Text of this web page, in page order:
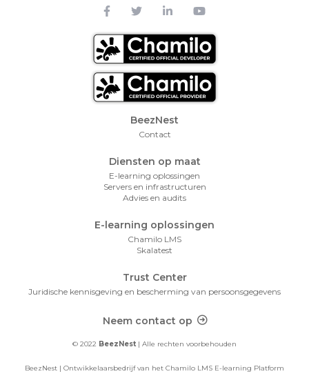
Footer MenuBeezNest
Contact
Diensten op maat
E-learning oplossingen
Servers en infrastructuren
Advies en audits
E-learning oplossingen
Chamilo LMS
Skalatest
Trust Center
Juridische kennisgeving en bescherming van persoonsgegevens
Footer ContactNeem contact op
© 2022 BeezNest | Alle rechten voorbehouden
BeezNest | Ontwikkelaarsbedrijf van het Chamilo LMS E-learning Platform